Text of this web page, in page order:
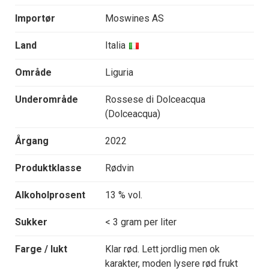
Importør Moswines AS
Land Italia
Område Liguria
Underområde
Rossese di Dolceacqua
(Dolceacqua)
Årgang 2022
Produktklasse Rødvin
Alkoholprosent 13 % vol.
Sukker < 3 gram per liter
Farge / lukt
Klar rød. Lett jordlig men ok
karakter, moden lysere rød frukt